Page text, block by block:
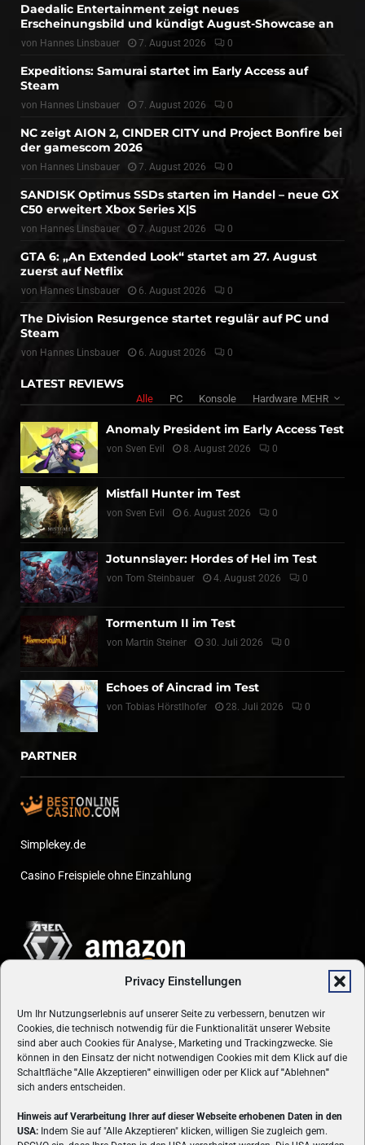
Privacy Einstellungen
Um Ihr Nutzungserlebnis auf unserer Seite zu verbessern, benutzen wir
Cookies, die technisch notwendig für die Funktionalität unserer Website
sind aber auch Cookies für Analyse-, Marketing und Trackingzwecke. Sie
können in den Einsatz der nicht notwendigen Cookies mit dem Klick auf die
Schaltfläche "Alle Akzeptieren" einwilligen oder per Klick auf"Ablehnen"
sich anders entscheiden.
Hinweis auf Verarbeitung Ihrer auf dieser Webseite erhobenen Daten in den
USA: Indem Sie auf "Alle Akzeptieren" klicken, willigen Sie zugleich gem.
Daedalic Entertainment zeigt neues
Erscheinungsbild und kündigt August-Showcase an
von Hannes Linsbauer 7. August 2026 0
Expeditions: Samurai startet im Early Access auf
Steam
von Hannes Linsbauer 7. August 2026 0
NC zeigt AION 2, CINDER CITY und Project Bonfire bei
der gamescom 2026
von Hannes Linsbauer 7. August 2026 0
SANDISK Optimus SSDs starten im Handel – neue GX
C50 erweitert Xbox Series X|S
von Hannes Linsbauer 7. August 2026 0
GTA 6: „An Extended Look“ startet am 27. August
zuerst auf Netflix
von Hannes Linsbauer 6. August 2026 0
The Division Resurgence startet regulär auf PC und
Steam
von Hannes Linsbauer 6. August 2026 0
LATEST REVIEWS
Alle PC Konsole Hardware MEHR
Anomaly President im Early Access Test
von Sven Evil 8. August 2026 0
Mistfall Hunter im Test
von Sven Evil 6. August 2026 0
Jotunnslayer: Hordes of Hel im Test
von Tom Steinbauer 4. August 2026 0
Tormentum II im Test
von Martin Steiner 30. Juli 2026 0
Echoes of Aincrad im Test
von Tobias Hörstlhofer 28. Juli 2026 0
PARTNER
Simplekey.de
Casino Freispiele ohne Einzahlung
ÜBER UNS